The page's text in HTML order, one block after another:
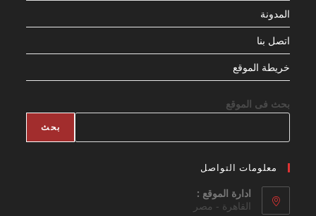
المدونة
اتصل بنا
خريطة الموقع
بحث فى الموقع
بحث
معلومات التواصل
ادارة الموقع :
القاهرة - مصر